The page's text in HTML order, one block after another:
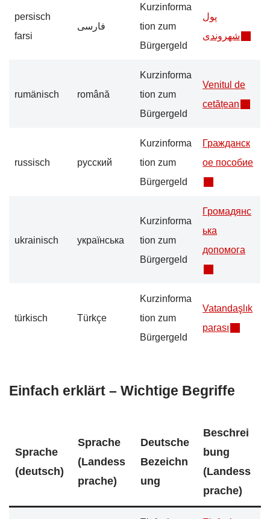
persisch
farsi
فارسی
Kurzinforma
tion zum
Bürgergeld
پول
شهروندی
rumänisch română
Kurzinforma
tion zum
Bürgergeld
Venitul de
cetățean
russisch русский
Kurzinforma
tion zum
Bürgergeld
Гражданск
ое пособие
ukrainisch українська
Kurzinforma
tion zum
Bürgergeld
Громадянс
ька
допомога
türkisch Türkçe
Kurzinforma
tion zum
Bürgergeld
Vatandaşlık
parası
Einfach erklärt – Wichtige Begriffe
Sprache
(deutsch)
Sprache
(Landess
prache)
Deutsche
Bezeichn
ung
Beschrei
bung
(Landess
prache)